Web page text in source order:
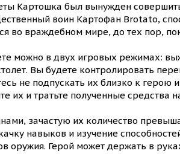
Картошка был вынужден
воин Картофан Brotato,
во враждебном мире, до тех пор,
можно в двух игровых режимах:
Вы будете контролировать
не подпускать их близко к
их и тратьте полученные средства
зачастую их количество
навыков и изучение
оружия. Герой может держать в